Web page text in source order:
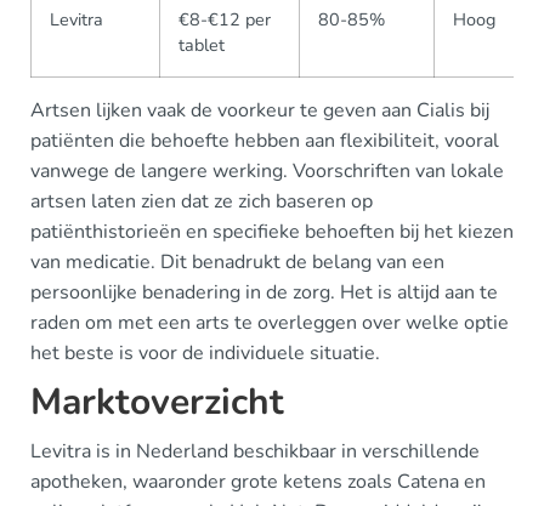
Levitra
€8-€12 per
tablet
80-85% Hoog
Artsen lijken vaak de voorkeur te geven aan Cialis bij
patiënten die behoefte hebben aan flexibiliteit, vooral
vanwege de langere werking. Voorschriften van lokale
artsen laten zien dat ze zich baseren op
patiënthistorieën en specifieke behoeften bij het kiezen
van medicatie. Dit benadrukt de belang van een
persoonlijke benadering in de zorg. Het is altijd aan te
raden om met een arts te overleggen over welke optie
het beste is voor de individuele situatie.
Marktoverzicht
Levitra is in Nederland beschikbaar in verschillende
apotheken, waaronder grote ketens zoals Catena en